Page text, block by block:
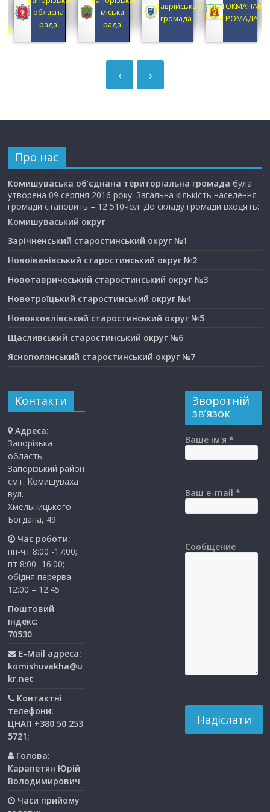
Таврійська
громада
МАЛОТОКМАЧАНСЬКА
ГРОМАДА
ОБ’ЄДНАНА
ТЕРИТОРІАЛЬНА
ГРОМАДА
районна
державна
адміністрація
›
‹
Про нас
Комишуваська об’єднана територіальна громада була
утворена 09 серпня 2016 року. Загальна кількість населення
громади становить – 12 510чол. До складу громади входять:
Комишуваський округ
Зарічненський старостинський округ №1
Новоіванівський старостинський округ №2
Новотавричеський старостинський округ №3
Новотроїцький старостинський округ №4
Новояковлівський старостинський округ №5
Щасливський старостинський округ №6
Яснополянський старостинський округ №7
Контакти
Адреса:
Запорізька
область
Запорізький район
смт. Комишуваха
вул.
Хмельницького
Богдана, 49
Час роботи:
пн-чт 8:00 -17:00;
пт 8:00 -16:00;
обідня перерва
12:00 – 12:45
Поштовий
індекс:
70530
E-Mail адреса:
komishuvakha@u
kr.net
Контактні
телефони:
ЦНАП +380 50 253
5721;
Голова:
Карапетян Юрій
Володимирович
Часи прийому
Зворотній
зв’язок
Ваше ім'я *
Ваш e-mail *
Сообщение